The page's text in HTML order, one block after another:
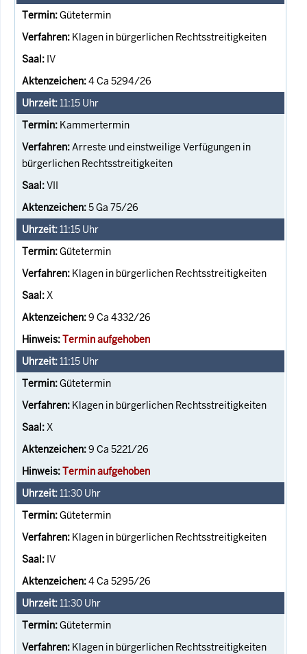
Gütetermin
Klagen in bürgerlichen Rechtsstreitigkeiten
IV
4 Ca 5294/26
11:15 Uhr
Kammertermin
Arreste und einstweilige Verfügungen in
bürgerlichen Rechtsstreitigkeiten
VII
5 Ga 75/26
11:15 Uhr
Gütetermin
Klagen in bürgerlichen Rechtsstreitigkeiten
X
9 Ca 4332/26
Termin aufgehoben
11:15 Uhr
Gütetermin
Klagen in bürgerlichen Rechtsstreitigkeiten
X
9 Ca 5221/26
Termin aufgehoben
11:30 Uhr
Gütetermin
Klagen in bürgerlichen Rechtsstreitigkeiten
IV
4 Ca 5295/26
11:30 Uhr
Gütetermin
Klagen in bürgerlichen Rechtsstreitigkeiten